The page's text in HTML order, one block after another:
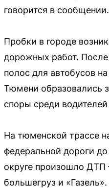
говорится в сообщении.
Пробки в городе
дорожных работ.
полос для автобусов
Тюмени образовались
споры среди
На тюменской трассе
федеральной дороги
округе произошло ДТП
большегруз и